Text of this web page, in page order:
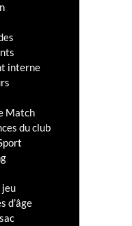
interne
Match
du club
jeu
d’âge